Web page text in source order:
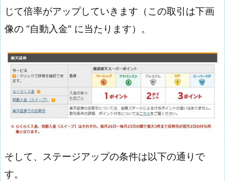
じて倍率がアップしていきます（この取引は下画
像の “自動入金" に当たります）。
そして、ステージアップの条件は以下の通りで
す。